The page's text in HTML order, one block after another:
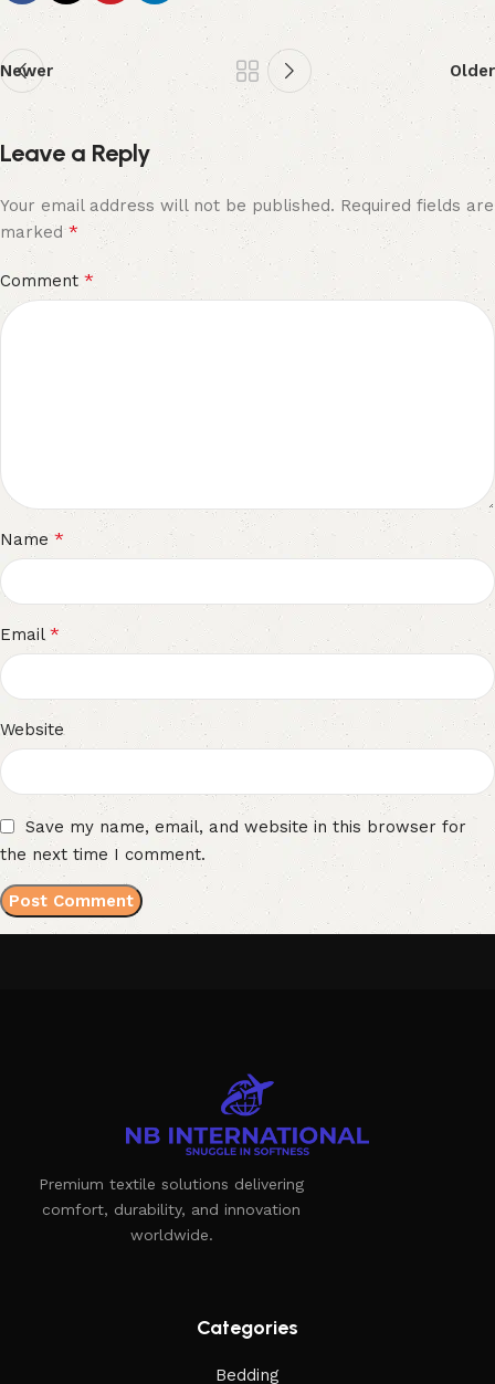
Newer Older
Leave a Reply
Your email address will not be published. Required fields are
marked*
Comment *
Name *
Email *
Website
Save my name, email, and website in this browser for
the next time I comment.
Premium textile solutions delivering
comfort, durability, and innovation
worldwide.
Categories
Bedding